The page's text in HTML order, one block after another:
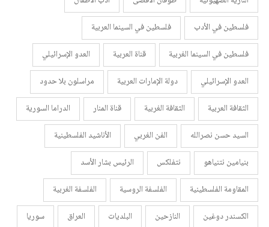
فلسطين في الأدب
فلسطين في السينما العربية
فلسطين في السينما الغربية
قناة العربية
العدو الإسرائيلي
العدو الإسرائيلي
دولة الإمارات العربية
مراسلون بلا حدود
الثقافة العربية
الثقافة الغربية قناة المنار
الدراما السورية
السيد حسن نصرالله
الفن الغربي
الأناشيد الفلسطينية
بنيامين نتنياهو
نتفلكس
الرئيس بشار الأسد
المقاومة الفلسطينية
الفلسفة الروسية
الفلسفة الغربية
الكسندر دوغين
النازحين البلديات العراق
سوريا